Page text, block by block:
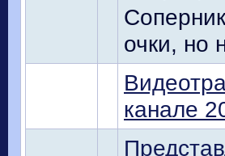
очки, но
канале